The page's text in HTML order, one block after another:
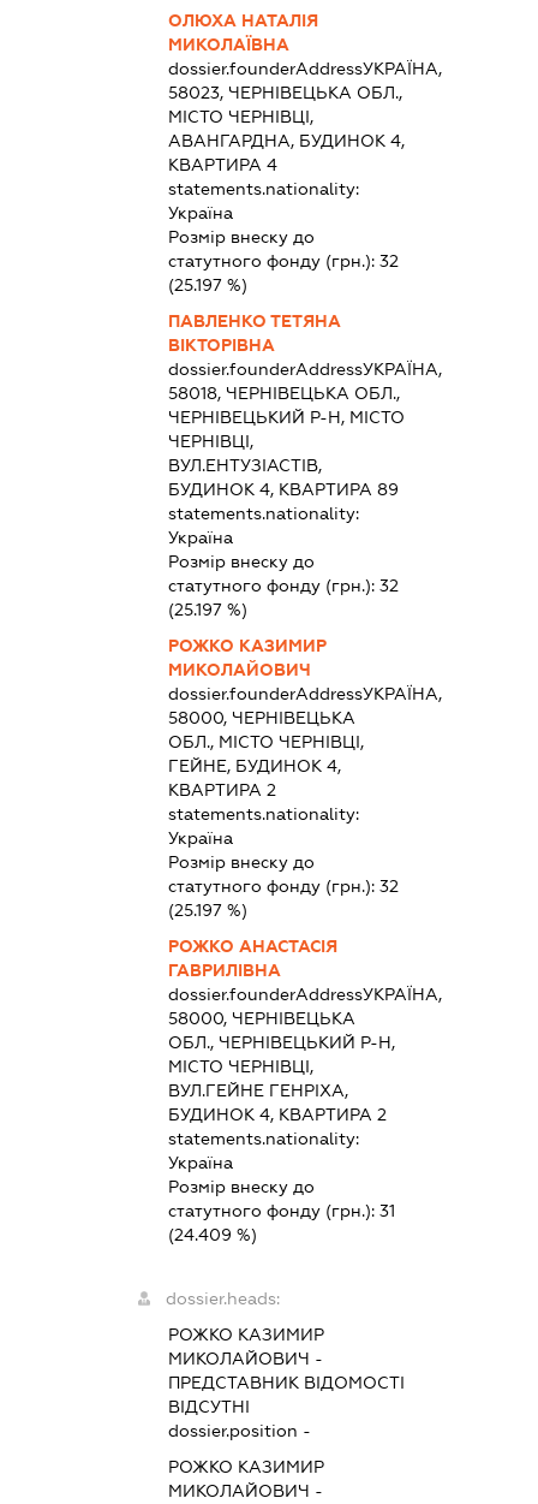
ОЛЮХА НАТАЛІЯ
МИКОЛАЇВНА
dossier.founderAddressУКРАЇНА,
58023, ЧЕРНІВЕЦЬКА ОБЛ.,
МІСТО ЧЕРНІВЦІ,
АВАНГАРДНА, БУДИНОК 4,
КВАРТИРА 4
statements.nationality:
Україна
Розмір внеску до
статутного фонду (грн.): 32
(25.197 %)
ПАВЛЕНКО ТЕТЯНА
ВІКТОРІВНА
dossier.founderAddressУКРАЇНА,
58018, ЧЕРНІВЕЦЬКА ОБЛ.,
ЧЕРНІВЕЦЬКИЙ Р-Н, МІСТО
ЧЕРНІВЦІ,
ВУЛ.ЕНТУЗІАСТІВ,
БУДИНОК 4, КВАРТИРА 89
statements.nationality:
Україна
Розмір внеску до
статутного фонду (грн.): 32
(25.197 %)
РОЖКО КАЗИМИР
МИКОЛАЙОВИЧ
dossier.founderAddressУКРАЇНА,
58000, ЧЕРНІВЕЦЬКА
ОБЛ., МІСТО ЧЕРНІВЦІ,
ГЕЙНЕ, БУДИНОК 4,
КВАРТИРА 2
statements.nationality:
Україна
Розмір внеску до
статутного фонду (грн.): 32
(25.197 %)
РОЖКО АНАСТАСІЯ
ГАВРИЛІВНА
dossier.founderAddressУКРАЇНА,
58000, ЧЕРНІВЕЦЬКА
ОБЛ., ЧЕРНІВЕЦЬКИЙ Р-Н,
МІСТО ЧЕРНІВЦІ,
ВУЛ.ГЕЙНЕ ГЕНРІХА,
БУДИНОК 4, КВАРТИРА 2
statements.nationality:
Україна
Розмір внеску до
статутного фонду (грн.): 31
(24.409 %)
dossier.heads:
РОЖКО КАЗИМИР
МИКОЛАЙОВИЧ -
ПРЕДСТАВНИКВІДОМОСТІ
ВІДСУТНІ
dossier.position -
РОЖКО КАЗИМИР
МИКОЛАЙОВИЧ -